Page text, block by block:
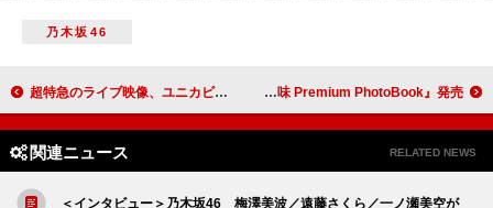
乃木坂46
超特急のライブ映像、ユニカビジョンで放映 THE ALFEE、フォトブック『君が生きる意味 Premium PhotoBook』発売
関連ニュース RELATED NEWS
＜インタビュー＞乃木坂46 梅澤美波／遠藤さくら／一ノ瀬美空が